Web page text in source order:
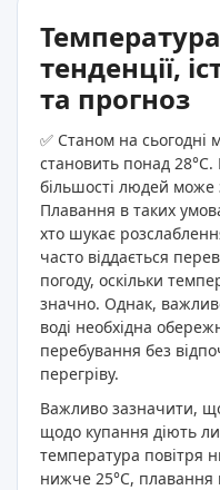
тенденції,
та прогноз
✅ Станом на сьогодні
становить понад
більшості людей
Плавання в таких
хто шукає
часто віддається
погоду, оскільки
значно. Однак,
воді необхідна
перебування без
перегріву.
Важливо зазначити,
щодо купання діють
температура повітря
нижче 25°C,